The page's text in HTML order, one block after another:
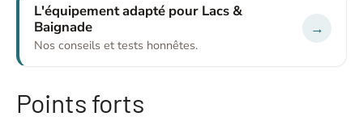
L'équipement adapté pour Lacs &
Baignade
Nos conseils et tests honnêtes.
→
Points forts